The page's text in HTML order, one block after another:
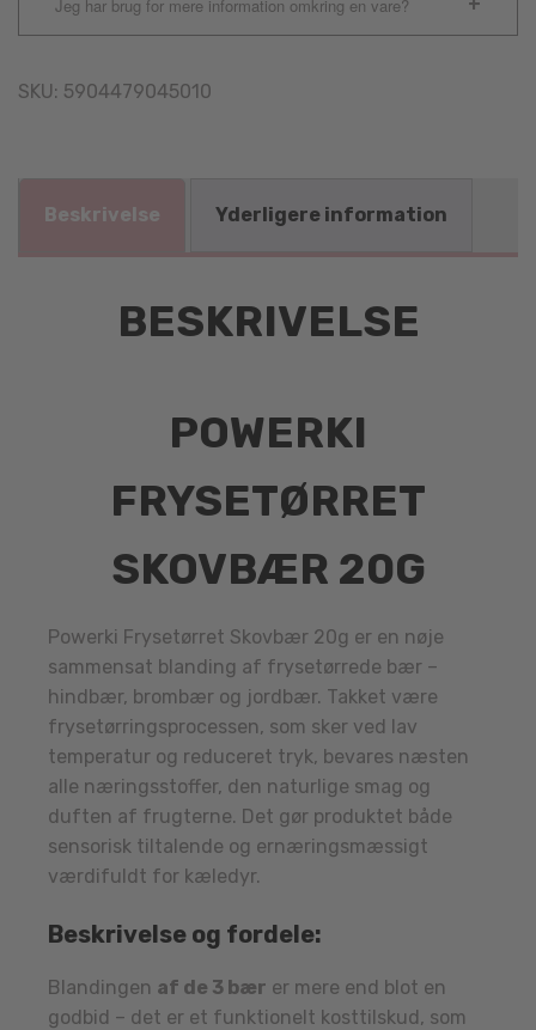
Jeg har brug for mere information omkring en vare?
SKU: 5904479045010
Beskrivelse Yderligere information
BESKRIVELSE
POWERKI
FRYSETØRRET
SKOVBÆR 20G
Powerki Frysetørret Skovbær 20g er en nøje
sammensat blanding af frysetørrede bær –
hindbær, brombær og jordbær. Takket være
frysetørringsprocessen, som sker ved lav
temperatur og reduceret tryk, bevares næsten
alle næringsstoffer, den naturlige smag og
duften af frugterne. Det gør produktet både
sensorisk tiltalende og ernæringsmæssigt
værdifuldt for kæledyr.
Beskrivelse og fordele:
Blandingen af de 3 bær er mere end blot en
godbid – det er et funktionelt kosttilskud, som